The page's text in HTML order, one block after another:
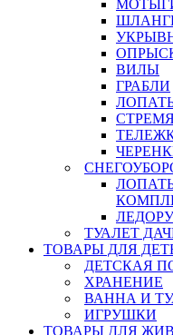
ВИЛЫ
ГРАБЛИ
ТУАЛЕТ
ТОВАРЫ ДЛЯ
ДЕТСКАЯ
ХРАНЕНИЕ
ВАННА И
ИГРУШКИ
ТОВАРЫ ДЛЯ